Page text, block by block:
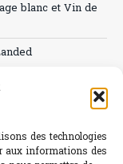
des technologies
aux informations des
blanc et Vin de
» ?